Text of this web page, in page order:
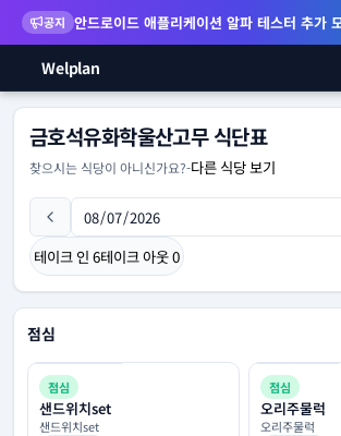
공지 안드로이드 애플리케이션 알파 테스터 추가
Welplan
금호석유화학울산고무 식단표
찾으시는 식당이 아니신가요?-다른 식당 보기
테이크 인 6테이크 아웃0
점심
점심
샌드위치set
샌드위치set
점심
오리주물럭
오리주물럭